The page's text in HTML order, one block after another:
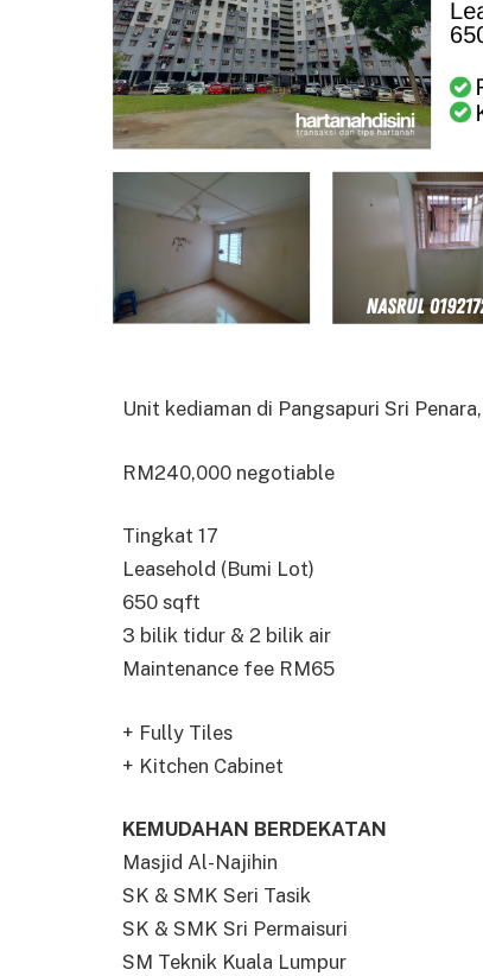
Unit kediaman di Pangsapuri Sri
RM240,000 negotiable
Tingkat 17
Leasehold (Bumi Lot)
650 sqft
3 bilik tidur & 2 bilik air
Maintenance fee RM65
+ Fully Tiles
+ Kitchen Cabinet
KEMUDAHAN BERDEKATAN
Masjid Al-Najihin
SK & SMK Seri Tasik
SK & SMK Sri Permaisuri
SM Teknik Kuala Lumpur